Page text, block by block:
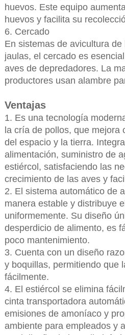
huevos. Este equipo
huevos y facilita su
6. Cercado
En sistemas de avicultura
jaulas, el cercado es
aves de depredadores. La
productores usan alambre
Ventajas
1. Es una tecnología
la cría de pollos, que mejora
del espacio y la tierra.
alimentación, suministro de
estiércol, satisfaciendo las
crecimiento de las aves y
2. El sistema automático de
manera estable y distribuye
uniformemente. Su diseño
desperdicio de alimento, es
poco mantenimiento.
3. Cuenta con un diseño
y boquillas, permitiendo que
fácilmente.
4. El estiércol se elimina
cinta transportadora
emisiones de amoníaco y
ambiente para empleados y